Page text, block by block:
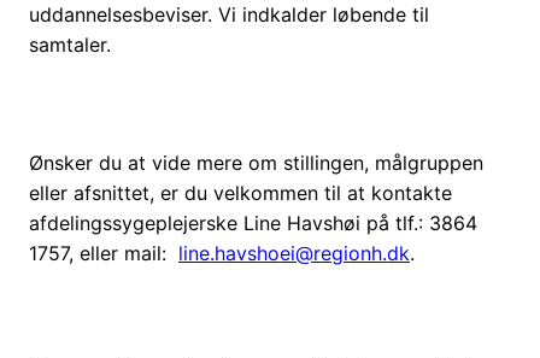
uddannelsesbeviser. Vi indkalder løbende til
samtaler.
Ønsker du at vide mere om stillingen, målgruppen
eller afsnittet, er du velkommen til at kontakte
afdelingssygeplejerske Line Havshøi på tlf.: 3864
1757, eller mail: line.havshoei@regionh.dk.